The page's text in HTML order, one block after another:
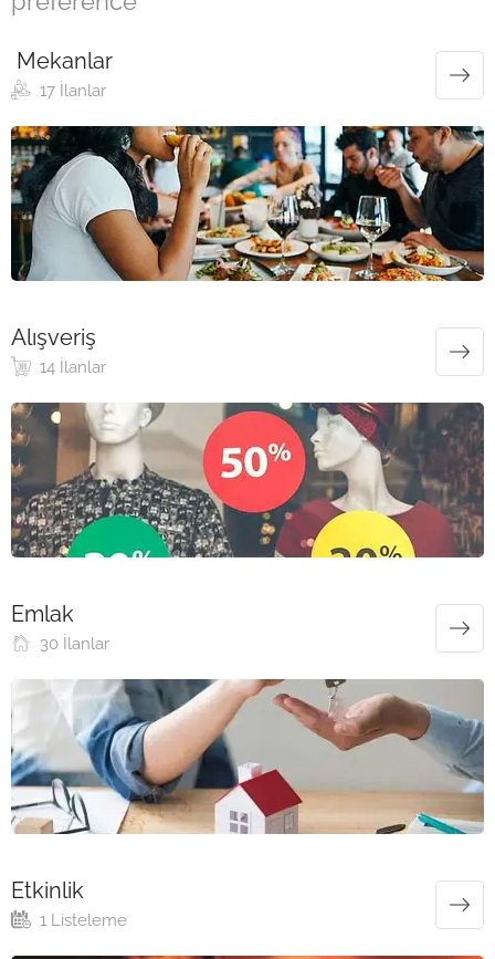
Mekanlar
17 İlanlar
Alışveriş
14 İlanlar
Emlak
30 İlanlar
Etkinlik
1 Listeleme